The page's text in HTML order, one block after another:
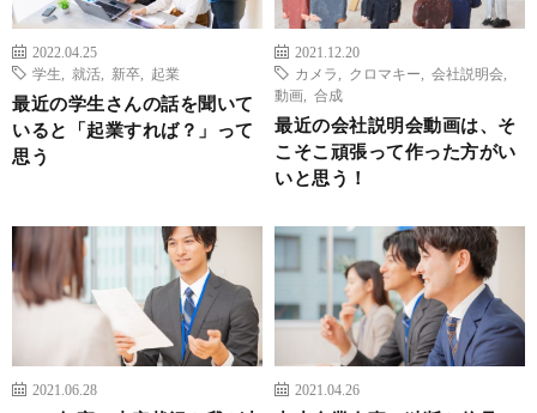
2022.04.25
学生
就活 新卒 起業
最近の学生さんの話を聞いて
いると「起業すれば？」って
思う
2021.12.20
カメラ
クロマキー 会社説明会
動画
合成
最近の会社説明会動画は、そ
こそこ頑張って作った方がい
いと思う！
2021.06.28 2021.04.26